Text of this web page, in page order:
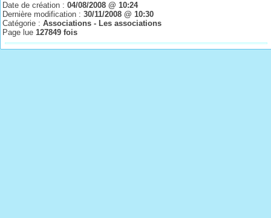
Date de création :04/08/2008 @ 10:24
Dernière modification :30/11/2008 @ 10:30
Catégorie :Associations - Les associations
Page lue127849 fois